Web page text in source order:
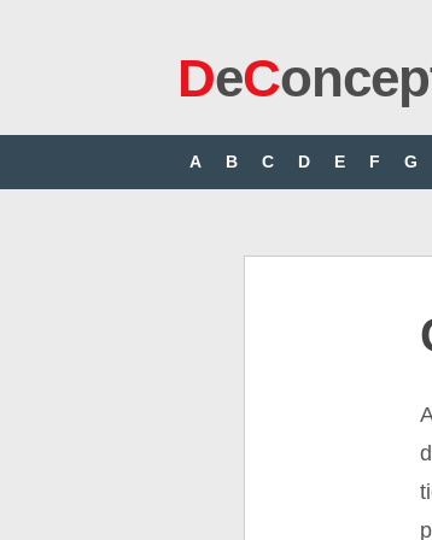
DeC
A B C D E F G